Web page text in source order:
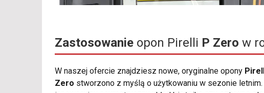
Zastosowanie opon Pirelli P Zero w
W naszej ofercie znajdziesz nowe, oryginalne opony
Zero stworzono z myślą o użytkowaniu w sezonie